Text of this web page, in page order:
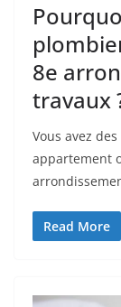
8e
travaux
Vous avez
appartement
Read More